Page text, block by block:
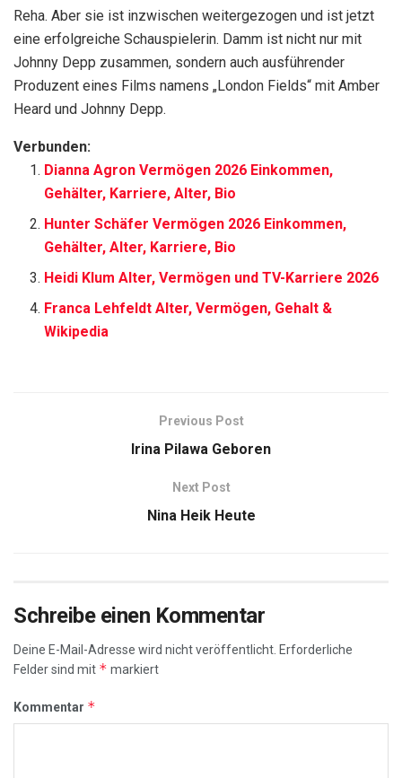
Reha. Aber sie ist inzwischen weitergezogen und ist jetzt
eine erfolgreiche Schauspielerin. Damm ist nicht nur mit
Johnny Depp zusammen, sondern auch ausführender
Produzent eines Films namens „London Fields“ mit Amber
Heard und Johnny Depp.
Verbunden:
Dianna Agron Vermögen 2026 Einkommen,
Gehälter, Karriere, Alter, Bio
Hunter Schäfer Vermögen 2026 Einkommen,
Gehälter, Alter, Karriere, Bio
Heidi Klum Alter, Vermögen und TV-Karriere 2026
Franca Lehfeldt Alter, Vermögen, Gehalt &
Wikipedia
Previous Post
Irina Pilawa Geboren
Next Post
Nina Heik Heute
Schreibe einen Kommentar
Deine E-Mail-Adresse wird nicht veröffentlicht. Erforderliche
Felder sind mit * markiert
Kommentar *